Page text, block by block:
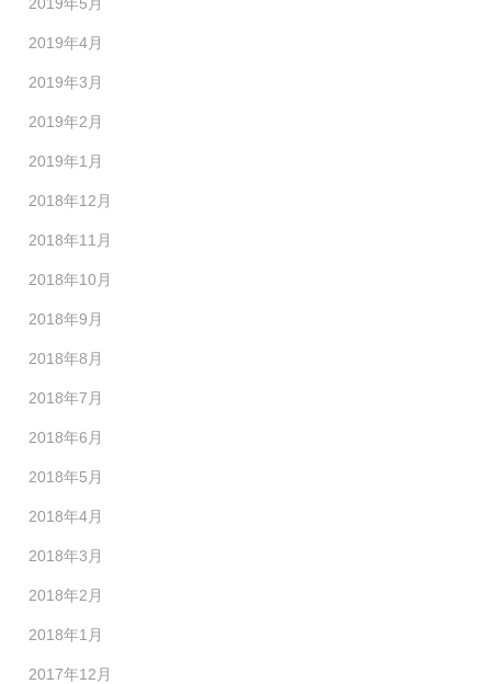
2019年4月
2019年3月
2019年2月
2019年1月
2018年12月
2018年11月
2018年10月
2018年9月
2018年8月
2018年7月
2018年6月
2018年5月
2018年4月
2018年3月
2018年2月
2018年1月
2017年12月